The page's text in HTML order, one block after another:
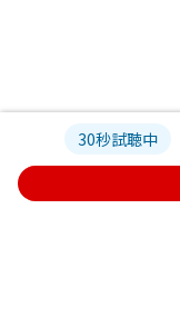
30秒試聴中